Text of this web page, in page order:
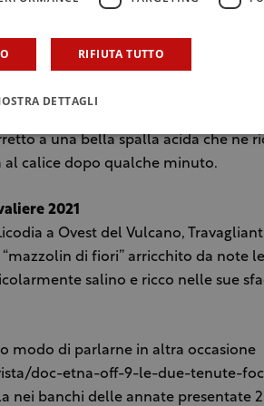
2022
territorio di Biancavilla. Nuance
a una bella spalla acida che ne
al calice dopo qualche minuto.
2021
a Ovest del Vulcano,
di fiori” arricchito da note
salino e ricco nelle sue
modo di parlarne in altra occasione
doc-etna-off-9-le-due-tenute-
banchi delle annate presentate
RIFIUTA TUTTO
DETTAGLI